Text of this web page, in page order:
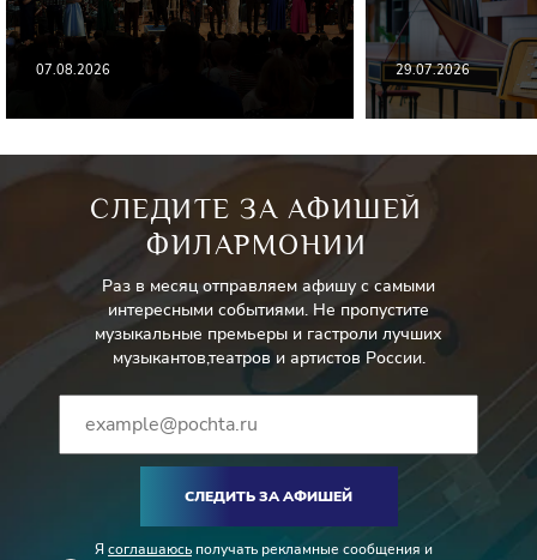
07.08.2026 29.07.2026
СЛЕДИТЕ ЗА АФИШЕЙ
ФИЛАРМОНИИ
Раз в месяц отправляем афишу с самыми
интересными событиями. Не пропустите
музыкальные премьеры и гастроли лучших
музыкантов,театров и артистов России.
СЛЕДИТЬ ЗА АФИШЕЙ
Я соглашаюсь получать рекламные сообщения и